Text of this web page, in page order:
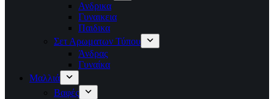
Ανδρικα
Γυναικεια
Παιδικα
Σετ Αρωματων Τύπου
Άνδρας
Γυναίκα
Μαλλιά
Βαφές